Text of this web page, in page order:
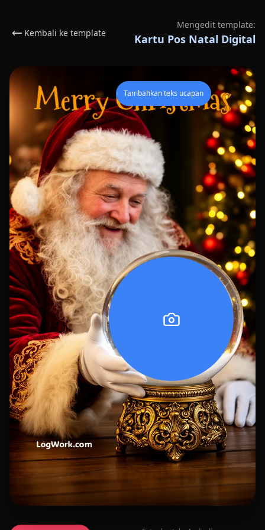
Kembali ke template
Mengedit template:
Kartu Pos Natal Digital
Tambahkan teks ucapan